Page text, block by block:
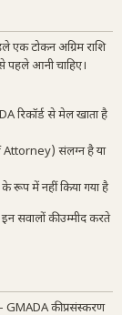
एक टोकन अग्रिम राशि
पहले आनी चाहिए।
रिकॉर्ड से मेल खाता है
Attorney) संलग्न है या
रूप में नहीं किया गया है
सवालों की उम्मीद करते
GMADA की प्रसंस्करण